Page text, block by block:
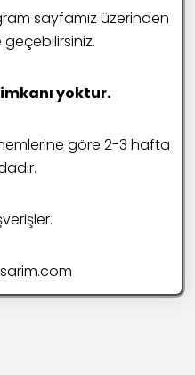
you’re looking for.
sayfamız üzerinden
yoktur.
göre 2-3 hafta